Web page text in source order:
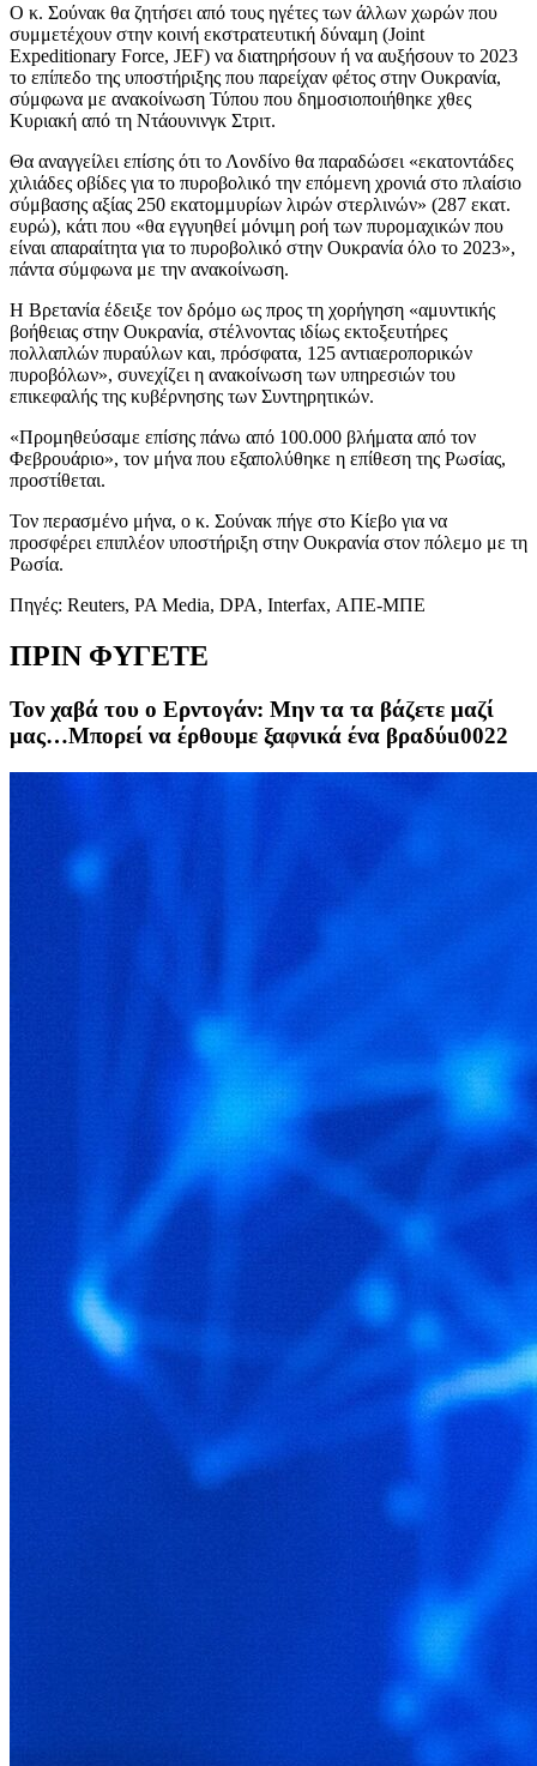
Ο κ. Σούνακ θα ζητήσει από τους ηγέτες των άλλων χωρών που
συμμετέχουν στην κοινή εκστρατευτική δύναμη (Joint
Expeditionary Force, JEF) να διατηρήσουν ή να αυξήσουν το 2023
το επίπεδο της υποστήριξης που παρείχαν φέτος στην Ουκρανία,
σύμφωνα με ανακοίνωση Τύπου που δημοσιοποιήθηκε χθες
Κυριακή από τη Ντάουνινγκ Στριτ.
Θα αναγγείλει επίσης ότι το Λονδίνο θα παραδώσει «εκατοντάδες
χιλιάδες οβίδες για το πυροβολικό την επόμενη χρονιά στο πλαίσιο
σύμβασης αξίας 250 εκατομμυρίων λιρών στερλινών» (287 εκατ.
ευρώ), κάτι που «θα εγγυηθεί μόνιμη ροή των πυρομαχικών που
είναι απαραίτητα για το πυροβολικό στην Ουκρανία όλο το 2023»,
πάντα σύμφωνα με την ανακοίνωση.
Η Βρετανία έδειξε τον δρόμο ως προς τη χορήγηση «αμυντικής
βοήθειας στην Ουκρανία, στέλνοντας ιδίως εκτοξευτήρες
πολλαπλών πυραύλων και, πρόσφατα, 125 αντιαεροπορικών
πυροβόλων», συνεχίζει η ανακοίνωση των υπηρεσιών του
επικεφαλής της κυβέρνησης των Συντηρητικών.
«Προμηθεύσαμε επίσης πάνω από 100.000 βλήματα από τον
Φεβρουάριο», τον μήνα που εξαπολύθηκε η επίθεση της Ρωσίας,
προστίθεται.
Τον περασμένο μήνα, ο κ. Σούνακ πήγε στο Κίεβο για να
προσφέρει επιπλέον υποστήριξη στην Ουκρανία στον πόλεμο με τη
Ρωσία.
Πηγές: Reuters, PA Media, DPA, Interfax, ΑΠΕ-ΜΠΕ
ΠΡΙΝ ΦΥΓΕΤΕ
Τον χαβά του ο Ερντογάν: Μην τα τα βάζετε μαζί
μας…Μπορεί να έρθουμε ξαφνικά ένα βραδύu0022